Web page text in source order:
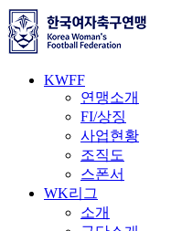
KWFF
연맹소개
FI/상징
사업현황
조직도
스폰서
WK리그
소개